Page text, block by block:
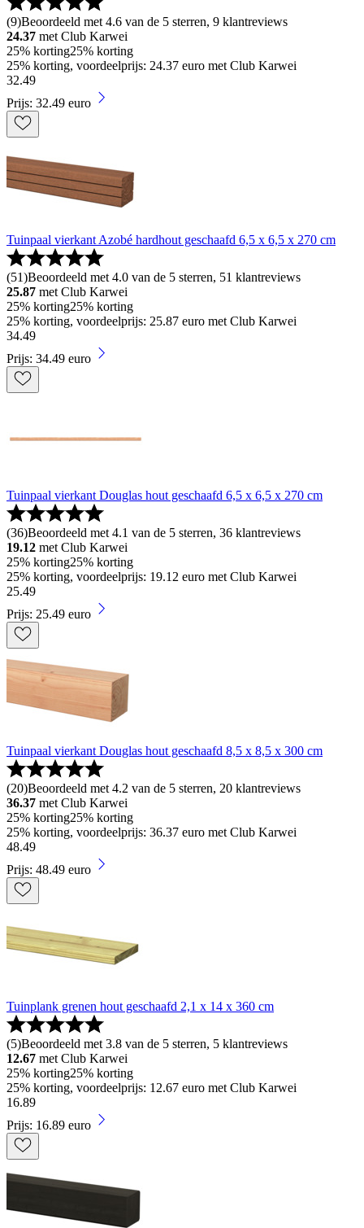
(9)Beoordeeld met 4.6 van de 5 sterren, 9 klantreviews
24.37 met Club Karwei
25% korting25% korting
25% korting, voordeelprijs: 24.37 euro met Club Karwei
32.49
Prijs: 32.49 euro
Tuinpaal vierkant Azobé hardhout geschaafd 6,5 x 6,5 x 270 cm
(51)Beoordeeld met 4.0 van de 5 sterren, 51 klantreviews
25.87 met Club Karwei
25% korting25% korting
25% korting, voordeelprijs: 25.87 euro met Club Karwei
34.49
Prijs: 34.49 euro
Tuinpaal vierkant Douglas hout geschaafd 6,5 x 6,5 x 270 cm
(36)Beoordeeld met 4.1 van de 5 sterren, 36 klantreviews
19.12 met Club Karwei
25% korting25% korting
25% korting, voordeelprijs: 19.12 euro met Club Karwei
25.49
Prijs: 25.49 euro
Tuinpaal vierkant Douglas hout geschaafd 8,5 x 8,5 x 300 cm
(20)Beoordeeld met 4.2 van de 5 sterren, 20 klantreviews
36.37 met Club Karwei
25% korting25% korting
25% korting, voordeelprijs: 36.37 euro met Club Karwei
48.49
Prijs: 48.49 euro
Tuinplank grenen hout geschaafd 2,1 x 14 x 360 cm
(5)Beoordeeld met 3.8 van de 5 sterren, 5 klantreviews
12.67 met Club Karwei
25% korting25% korting
25% korting, voordeelprijs: 12.67 euro met Club Karwei
16.89
Prijs: 16.89 euro